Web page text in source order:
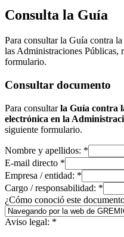
Consulta la Guía
Para consultar la Guía contra
las Administraciones Públicas,
formulario.
Consultar documento
Para consultarla Guía contra
electrónica en la
siguiente formulario.
Nombre y apellidos: *
E-mail directo *
Empresa / entidad: *
Cargo / responsabilidad: *
¿Cómo conoció este
Aviso legal: *